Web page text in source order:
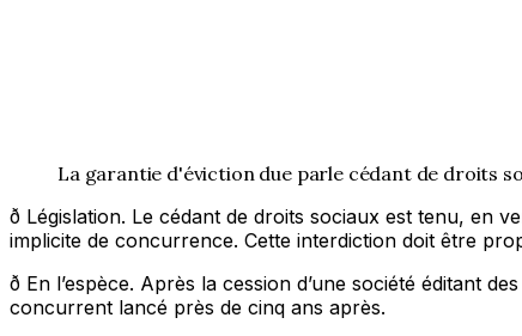
La garantie d'éviction due parle cédant de droits
ð Législation. Le cédant de droits sociaux est tenu, en
implicite de concurrence. Cette interdiction doit être
ð En l’espèce. Après la cession d’une société éditant
concurrent lancé près de cinq ans après.